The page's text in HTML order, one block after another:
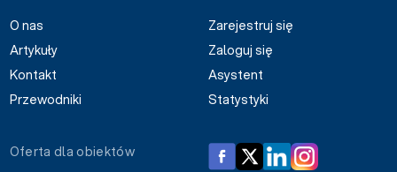
O nas
Artykuły
Kontakt
Przewodniki
Zarejestruj się
Zaloguj się
Asystent
Statystyki
Oferta dla obiektów